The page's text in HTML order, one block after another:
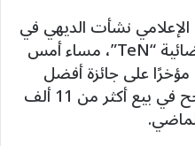
نشأت الديهي في
برنامج “بالورقة والقلم” على فضائية “TeN”، مساء أمس
على جائزة أفضل
مطور عقاري بالمدن، بعدما نجح في بيع أكثر من 11 ألف